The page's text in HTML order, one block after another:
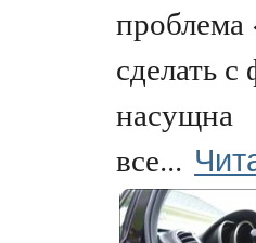
проблема
сделать
насущна
все...